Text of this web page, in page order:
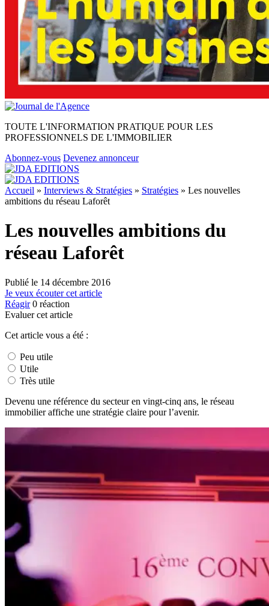
TOUTE L'INFORMATION PRATIQUE POUR LES
PROFESSIONNELS DE L'IMMOBILIER
Abonnez-vous Devenez annonceur
Accueil » Interviews & Stratégies » Stratégies » Les nouvelles
ambitions du réseau Laforêt
Les nouvelles ambitions du
réseau Laforêt
Publié le 14 décembre 2016
Je veux écouter cet article
Réagir 0 réaction
Evaluer cet article
Cet article vous a été :
Peu utile
Utile
Très utile
Devenu une référence du secteur en vingt-cinq ans, le réseau
immobilier affiche une stratégie claire pour l’avenir.